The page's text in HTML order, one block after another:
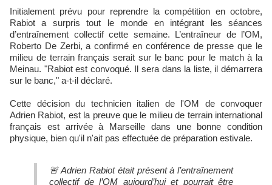
Initialement prévu pour reprendre la compétition en octobre,
Rabiot a surpris tout le monde en intégrant les séances
d’entraînement collectif cette semaine. L’entraîneur de l’OM,
Roberto De Zerbi, a confirmé en conférence de presse que le
milieu de terrain français serait sur le banc pour le match à la
Meinau. "Rabiot est convoqué. Il sera dans la liste, il démarrera
sur le banc," a-t-il déclaré.
Cette décision du technicien italien de l'OM de convoquer
Adrien Rabiot, est la preuve que le milieu de terrain international
français est arrivée à Marseille dans une bonne condition
physique, bien qu'il n'ait pas effectuée de préparation estivale.
🚨 Adrien Rabiot était présent à l’entraînement
collectif de l’OM aujourd’hui et pourrait être